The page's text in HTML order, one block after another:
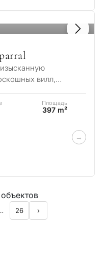
изысканную
вилл,
Площадь
397 m²
26 ›